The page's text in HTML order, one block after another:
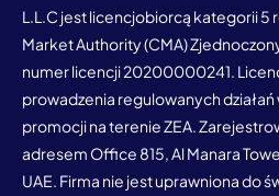
L.L.C jest licencjobiorcą kategorii 5
Market Authority (CMA)
numer licencji 20200000241.
prowadzenia regulowanych
promocji na terenie ZEA.
adresem Office 815, Al Manara
UAE. Firma nie jest uprawniona do